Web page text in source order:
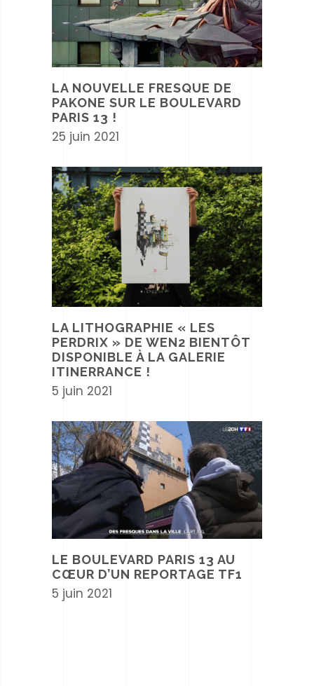
LA NOUVELLE FRESQUE DE
PAKONE SUR LE BOULEVARD
PARIS 13 !
25 juin 2021
LA LITHOGRAPHIE « LES
PERDRIX » DE WEN2 BIENTÔT
DISPONIBLE À LA GALERIE
ITINERRANCE !
5 juin 2021
LE BOULEVARD PARIS 13 AU
CŒUR D’UN REPORTAGE TF1
5 juin 2021